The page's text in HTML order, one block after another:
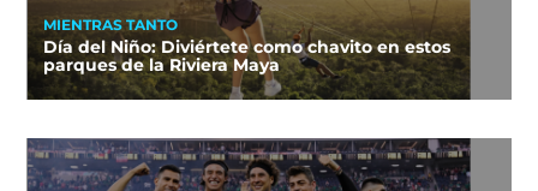
MIENTRAS TANTO
Día del Niño: Diviértete como chavito en estos
parques de la Riviera Maya